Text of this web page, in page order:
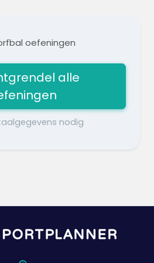
oefeningen
alle
nodig